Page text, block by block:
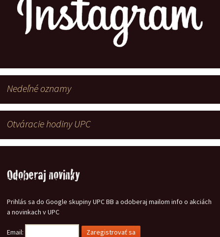
Nedeľné oznamy
Otváracie hodiny UPC
Odoberaj novinky
Prihlás sa do Google skupiny UPC BB a odoberaj mailom info o akciách
a novinkach v UPC
Email: